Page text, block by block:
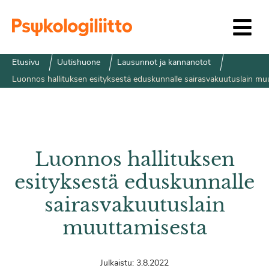
Etusivu Uutishuone
Lausunnot ja kannanotot
Luonnos hallituksen esityksestä eduskunnalle sairasvakuutuslain
Luonnos hallituksen
esityksestä eduskunnalle
sairasvakuutuslain
muuttamisesta
Julkaistu: 3.8.2022